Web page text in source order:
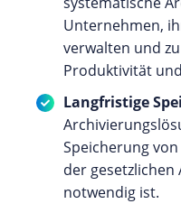
Unternehmen,
verwalten und
Produktivität
Langfristige
Speicherung
der
notwendig ist.